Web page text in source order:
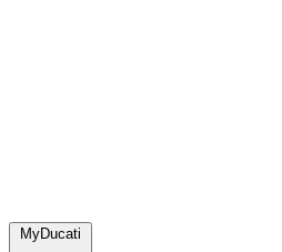
MyDucati